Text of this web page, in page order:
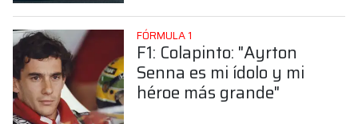
FÓRMULA 1
F1: Colapinto: "Ayrton
Senna es mi ídolo y mi
héroe más grande"